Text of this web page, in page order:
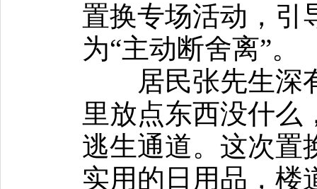
置换专场活动，引
为“主动断舍离”。
居民张先生深有
里放点东西没什么
逃生通道。这次置
实用的日用品，楼